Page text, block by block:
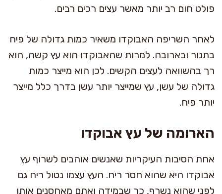
פולט חום רב יותר מאשר עצים רכים רבים.
לאחר השריפה האבוקדו משאיר כמות גדולה של פיח
בתנור ובארובה. למרות שהאבוקדו הוא עץ קשה, הוא
רך בהשוואה לעצים הקשים. לכן הוא מייצר כמות
גדולה של עשן, עץ שמייצר יותר עשן בדרך כלל מייצר
יותר פיח.
הארומה של עץ אבוקדו
אחת הסיבות העיקריות שאנשים אוהבים לשרוף עץ
אבוקדו היא שהוא חסר ריח. העץ עצמו נטול ריח גם
לפני שהוא נשרף, כך שבמידה ואתם מאחסנים אותו